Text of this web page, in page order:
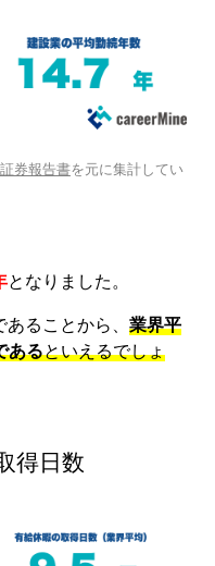
券報告書を元に集計してい
となりました。
あることから、 業界平
あるといえるでしょ
得日数